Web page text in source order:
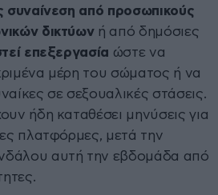
συναίνεση από προσωπικούς
δικτύωνή από δημόσιες
επεξεργασία ώστε να
μέρη του σώματος ή να
σε σεξουαλικές στάσεις.
ήδη καταθέσει μηνύσεις για
πλατφόρμες, μετά την
αυτή την εβδομάδα από